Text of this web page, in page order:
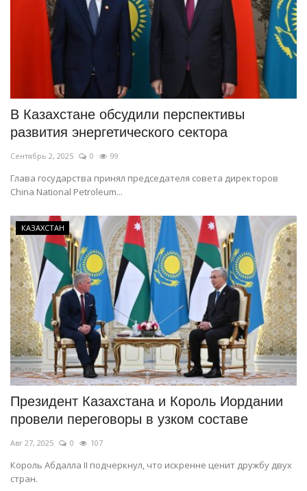
В Казахстане обсудили перспективы
развития энергетического сектора
Сентябрь 2, 2025 0 99
Глава государства принял председателя совета директоров
China National Petroleum...
КАЗАХСТАН
Президент Казахстана и Король Иордании
провели переговоры в узком составе
Авг 27, 2025 0 107
Король Абдалла II подчеркнул, что искренне ценит дружбу двух
стран.